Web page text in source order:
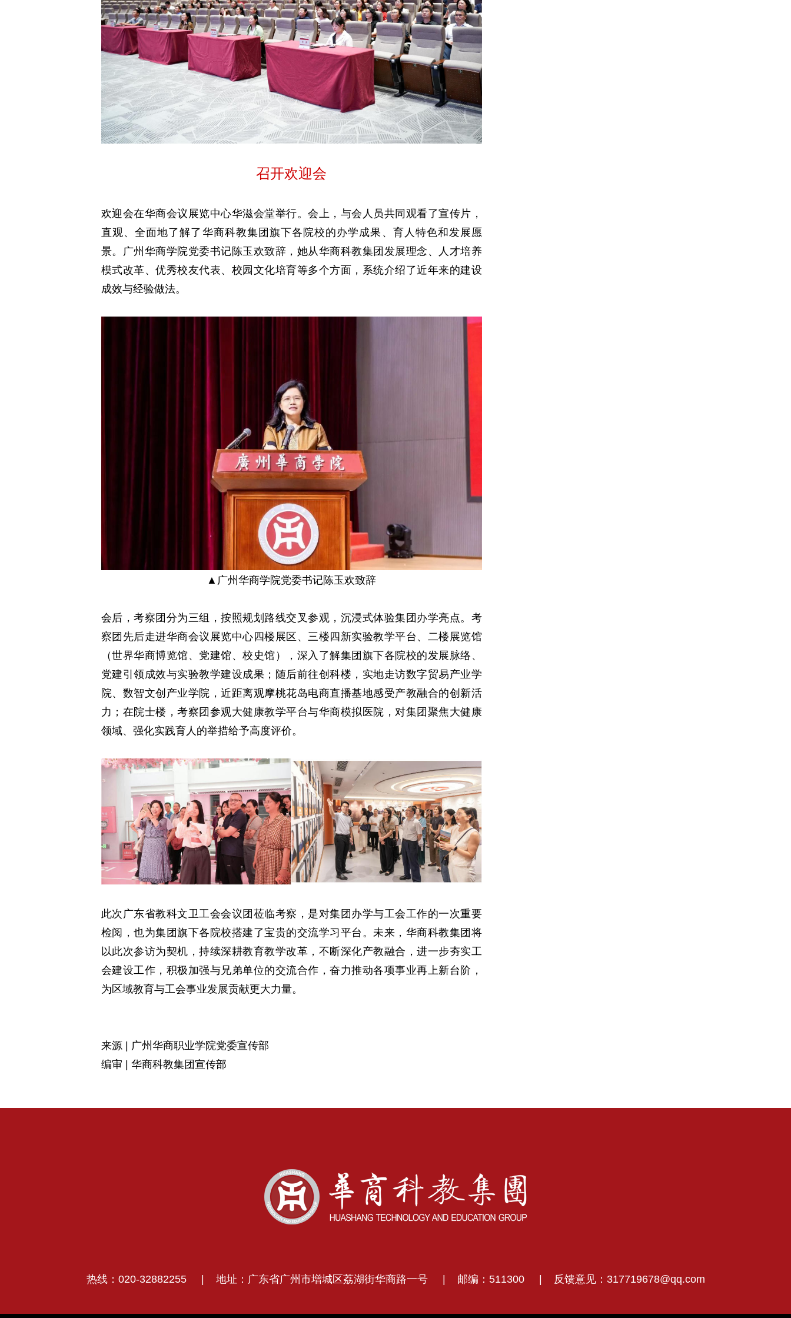
召开欢迎会
欢迎会在华商会议展览中心华滋会堂举行。会上，与会人员共同观看了宣传片，
直观、全面地了解了华商科教集团旗下各院校的办学成果、育人特色和发展愿
景。广州华商学院党委书记陈玉欢致辞，她从华商科教集团发展理念、人才培养
模式改革、优秀校友代表、校园文化培育等多个方面，系统介绍了近年来的建设
成效与经验做法。
▲广州华商学院党委书记陈玉欢致辞
会后，考察团分为三组，按照规划路线交叉参观，沉浸式体验集团办学亮点。考
察团先后走进华商会议展览中心四楼展区、三楼四新实验教学平台、二楼展览馆
（世界华商博览馆、党建馆、校史馆），深入了解集团旗下各院校的发展脉络、
党建引领成效与实验教学建设成果；随后前往创科楼，实地走访数字贸易产业学
院、数智文创产业学院，近距离观摩桃花岛电商直播基地感受产教融合的创新活
力；在院士楼，考察团参观大健康教学平台与华商模拟医院，对集团聚焦大健康
领域、强化实践育人的举措给予高度评价。
此次广东省教科文卫工会会议团莅临考察，是对集团办学与工会工作的一次重要
检阅，也为集团旗下各院校搭建了宝贵的交流学习平台。未来，华商科教集团将
以此次参访为契机，持续深耕教育教学改革，不断深化产教融合，进一步夯实工
会建设工作，积极加强与兄弟单位的交流合作，奋力推动各项事业再上新台阶，
为区域教育与工会事业发展贡献更大力量。
来源 | 广州华商职业学院党委宣传部
编审 | 华商科教集团宣传部
热线：020-32882255 地址：广东省广州市增城区荔湖街华商路一号 邮编：511300 反馈意见：317719678@qq.com